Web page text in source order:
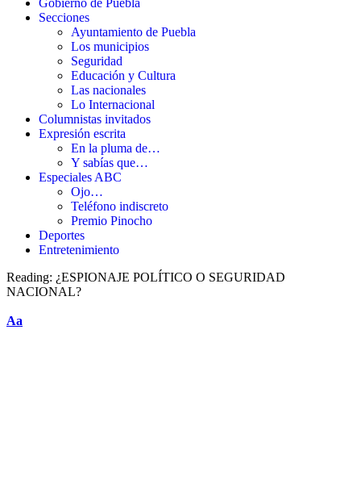
Gobierno de Puebla
Secciones
Ayuntamiento de Puebla
Los municipios
Seguridad
Educación y Cultura
Las nacionales
Lo Internacional
Columnistas invitados
Expresión escrita
En la pluma de…
Y sabías que…
Especiales ABC
Ojo…
Teléfono indiscreto
Premio Pinocho
Deportes
Entretenimiento
Reading: ¿ESPIONAJE POLÍTICO O SEGURIDAD
NACIONAL?
Aa